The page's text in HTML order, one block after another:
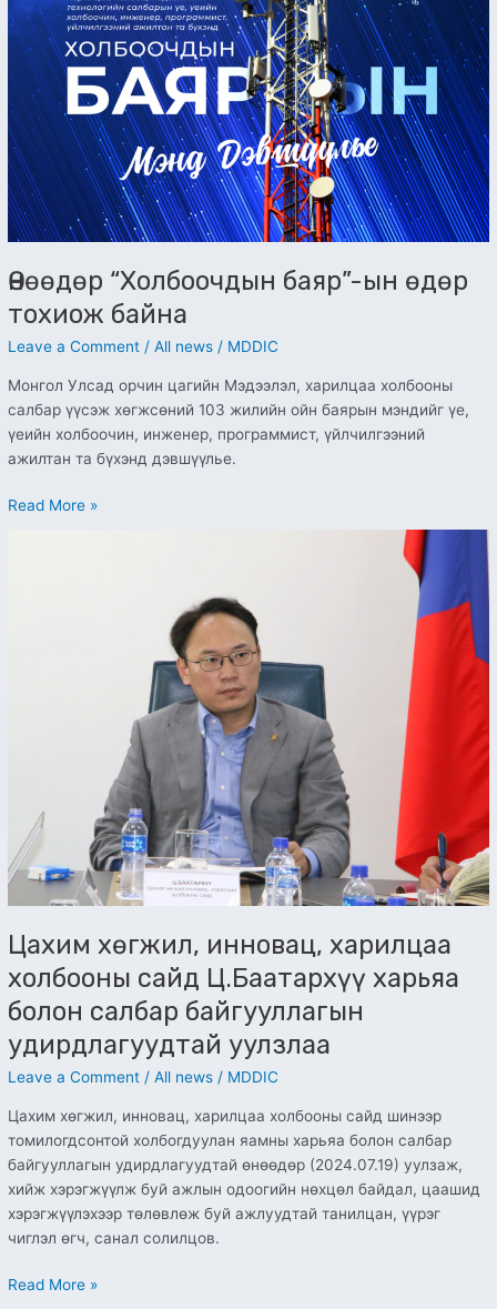
Өнөөдөр “Холбоочдын баяр”-ын өдөр
тохиож байна
Leave a Comment /All news / MDDIC
Монгол Улсад орчин цагийн Мэдээлэл, харилцаа холбооны
салбар үүсэж хөгжсөний 103 жилийн ойн баярын мэндийг үе,
үеийн холбоочин, инженер, программист, үйлчилгээний
ажилтан та бүхэнд дэвшүүлье.
Read More »
Цахим хөгжил, инновац, харилцаа
холбооны сайд Ц.Баатархүү харьяа
болон салбар байгууллагын
удирдлагуудтай уулзлаа
Leave a Comment /All news / MDDIC
Цахим хөгжил, инновац, харилцаа холбооны сайд шинээр
томилогдсонтой холбогдуулан яамны харьяа болон салбар
байгууллагын удирдлагуудтай өнөөдөр (2024.07.19) уулзаж,
хийж хэрэгжүүлж буй ажлын одоогийн нөхцөл байдал, цаашид
хэрэгжүүлэхээр төлөвлөж буй ажлуудтай танилцан, үүрэг
чиглэл өгч, санал солилцов.
байгууллагын
удирдлагуудтай
уулзлаа
Read More »